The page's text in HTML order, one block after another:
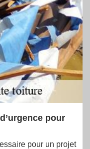
pour
pour un projet